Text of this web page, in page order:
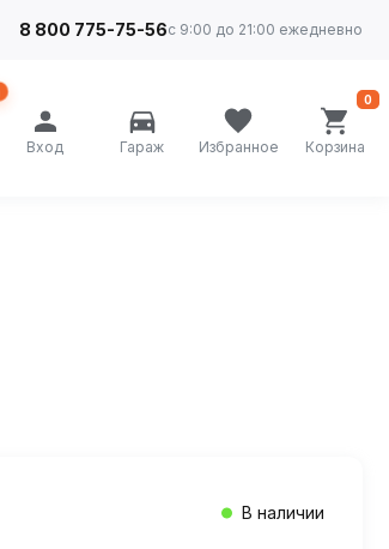
8 800 775-75-56с 9:00 до 21:00 ежедневно
Вход Гараж Избранное Корзина
0
В наличии